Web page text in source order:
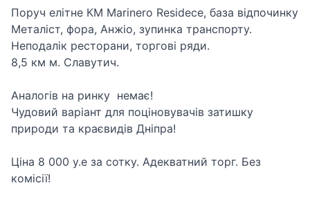
Поруч елітне КМ Marinero Residece, база відпочинку
Металіст, фора, Анжіо, зупинка транспорту.
Неподалік ресторани, торгові ряди.
8,5 км м. Славутич.
Аналогів на ринку немає!
Чудовий варіант для поціновувачів затишку
природи та краєвидів Дніпра!
Ціна 8 000 у.е за сотку. Адекватний торг. Без
комісії!